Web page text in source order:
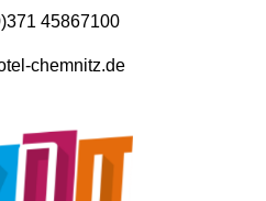
371 45867100
chemnitz.de